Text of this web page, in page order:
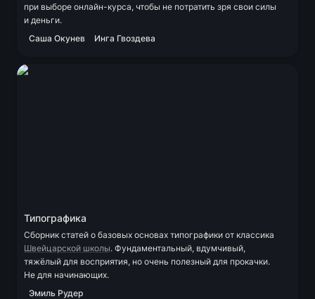
при выборе онлайн-курса, чтобы не потратить зря свои силы
и деньги.
Саша Окунев
Инга Гвоздева
Типографика
Типографика
Швейцарской школы. Фундаментальный, вдумчивый,
тяжёлый для восприятия, но очень полезный для прокачки.
Не для начинающих.
Эмиль Рудер